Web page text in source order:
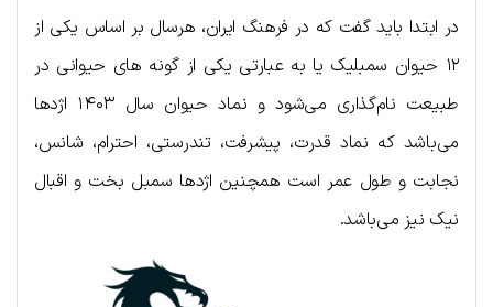
در ابتدا باید گفت که در فرهنگ ایران، هرسال بر اساس یکی از
۱۲ حیوان سمبلیک یا به عبارتی یکی از گونه های حیوانی در
طبیعت نام‌گذاری می‌شود و نماد حیوان سال ۱۴۰۳ اژدها
می‌باشد که نماد قدرت، پیشرفت، تندرستی، احترام، شانس،
نجابت و طول عمر است همچنین اژدها سمبل بخت و اقبال
نیک نیز می‌باشد.